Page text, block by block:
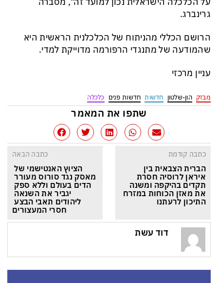
גרינברג.
הרושם הכללי מהניתוח של הכלכלנית הראשית היא
שהמודעה של מתנגדי הרפורמה מדוייקת למדי.
עניין מרכזי
מבזק הון-שלטון חדשות חדשות פנים כלכלה
שתפו את המאמר
כתבה קודמת
הברית הצבאית בין
איראן לרוסיה חסרת
תקדים בהיקפה ומשנה
את מאזן הכוחות במזרח
התיכון לרעתנו
כתבה הבאה
הציוץ האנטישמי של
מאסק נגד סורוס מעורר
הדים בעולם וללא ספק
יגביר את השנאה
ליהודים תאבי הבצע
חסרי המעצורים
דוד עשת